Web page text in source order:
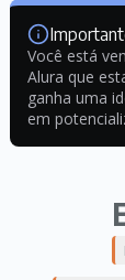
Você está
Alura que
ganha uma
em